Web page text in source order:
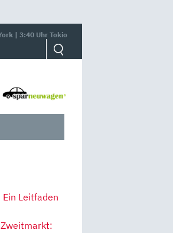
| 3:40 Uhr Tokio
Leitfaden